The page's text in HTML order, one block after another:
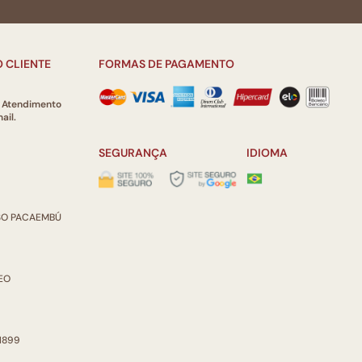
CLIENTE
Atendimento
PACAEMBÚ
FORMAS DE PAGAMENTO
SEGURANÇA IDIOMA